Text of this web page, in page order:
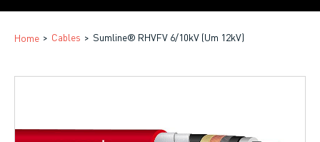
Sobrescribir
de
Home Cables Sumline® RHVFV 6/10kV (Um 12kV)